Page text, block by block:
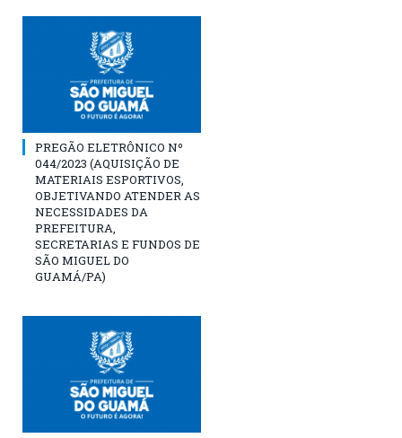
PREGÃO ELETRÔNICO Nº
044/2023 (AQUISIÇÃO DE
MATERIAIS ESPORTIVOS,
OBJETIVANDO ATENDER AS
NECESSIDADES DA
PREFEITURA,
SECRETARIAS E FUNDOS DE
SÃO MIGUEL DO
GUAMÁ/PA)